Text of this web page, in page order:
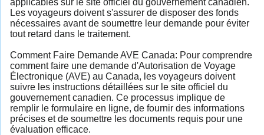
Les voyageurs doivent s'assurer de disposer des fonds
nécessaires avant de soumettre leur demande pour éviter
tout retard dans le traitement.
Comment Faire Demande AVE Canada: Pour comprendre
comment faire une demande d'Autorisation de Voyage
Électronique (AVE) au Canada, les voyageurs doivent
suivre les instructions détaillées sur le site officiel du
gouvernement canadien. Ce processus implique de
remplir le formulaire en ligne, de fournir des informations
précises et de soumettre les documents requis pour une
évaluation efficace.